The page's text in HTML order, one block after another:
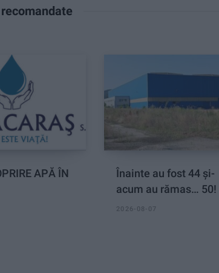
APĂ ÎN
Înainte au fost 44 și-
acum au rămas… 50!
2026-08-07